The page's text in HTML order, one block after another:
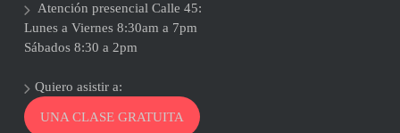
Atención presencial Calle 45:
Lunes a Viernes 8:30am a 7pm
Sábados 8:30 a 2pm
Quiero asistir a:
UNA CLASE GRATUITA